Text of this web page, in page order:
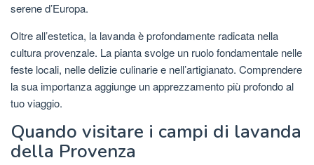
serene d’Europa.
Oltre all’estetica, la lavanda è profondamente radicata nella
cultura provenzale. La pianta svolge un ruolo fondamentale nelle
feste locali, nelle delizie culinarie e nell’artigianato. Comprendere
la sua importanza aggiunge un apprezzamento più profondo al
tuo viaggio.
Quando visitare i campi di lavanda
della Provenza